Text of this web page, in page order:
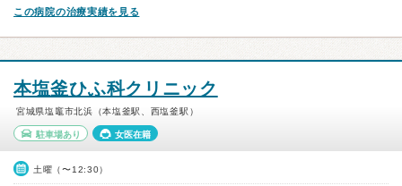
この病院の治療実績を見る
本塩釜ひふ科クリニック
宮城県塩竈市北浜（本塩釜駅、西塩釜駅）
駐車場あり 女医在籍
土曜（〜12:30）